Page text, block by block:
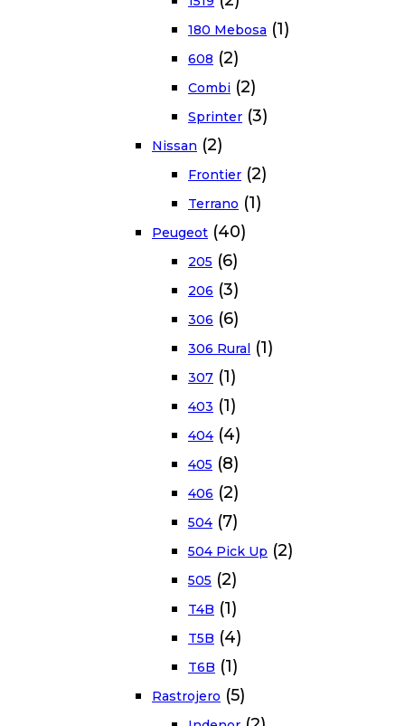
180 Mebosa (1)
608 (2)
Combi (2)
Sprinter (3)
Nissan (2)
Frontier (2)
Terrano (1)
Peugeot (40)
205 (6)
206 (3)
306 (6)
306 Rural (1)
307 (1)
403 (1)
404 (4)
405 (8)
406 (2)
504 (7)
504 Pick Up (2)
505 (2)
T4B (1)
T5B (4)
T6B (1)
Rastrojero (5)